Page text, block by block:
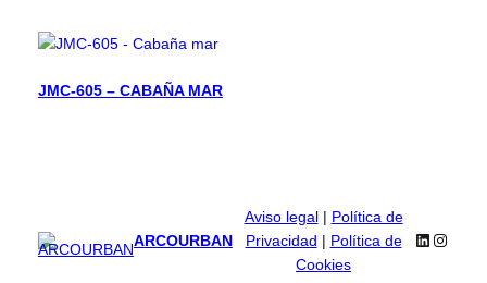
JMC-605 – CABAÑA MAR
ARCOURBAN
Aviso legal| Política de
Privacidad | Política de
Cookies
LinkedIn